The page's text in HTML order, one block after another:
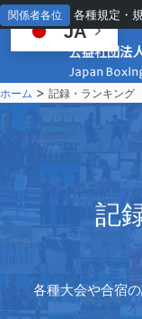
関係者各位 各種規定・
ホーム > 記録・ランキング
記
各種大会や合宿
JA